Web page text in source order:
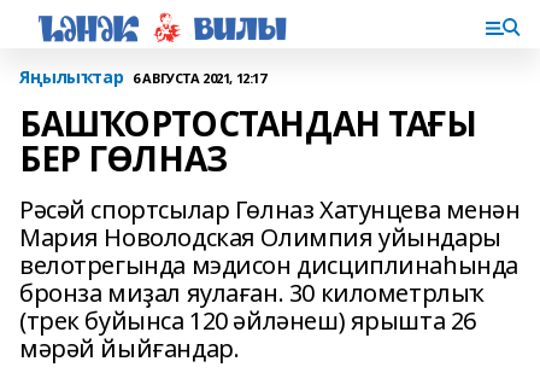
Яңылыҡтар 6 АВГУСТА 2021, 12:17
БАШҠОРТОСТАНДАН ТАҒЫ
БЕР ГӨЛНАЗ
Рәсәй спортсылар Гөлназ Хатунцева менән
Мария Новолодская Олимпия уйындары
велотрегында мэдисон дисциплинаһында
бронза миҙал яулаған. 30 километрлыҡ
(трек буйынса 120 әйләнеш) ярышта 26
мәрәй йыйғандар.